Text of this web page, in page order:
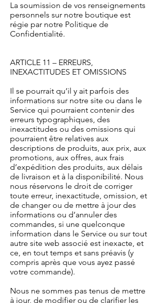
La soumission de vos renseignements
personnels sur notre boutique est
régie par notre Politique de
Confidentialité.
ARTICLE 11 – ERREURS,
INEXACTITUDES ET OMISSIONS
Il se pourrait qu’il y ait parfois des
informations sur notre site ou dans le
Service qui pourraient contenir des
erreurs typographiques, des
inexactitudes ou des omissions qui
pourraient être relatives aux
descriptions de produits, aux prix, aux
promotions, aux offres, aux frais
d’expédition des produits, aux délais
de livraison et à la disponibilité. Nous
nous réservons le droit de corriger
toute erreur, inexactitude, omission, et
de changer ou de mettre à jour des
informations ou d’annuler des
commandes, si une quelconque
information dans le Service ou sur tout
autre site web associé est inexacte, et
ce, en tout temps et sans préavis (y
compris après que vous ayez passé
votre commande).
Nous ne sommes pas tenus de mettre
à jour, de modifier ou de clarifier les